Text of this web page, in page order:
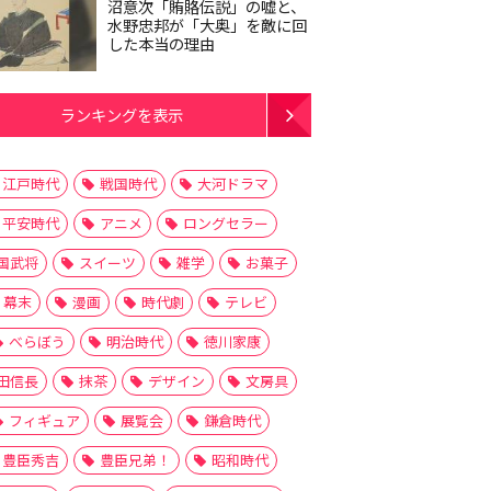
沼意次「賄賂伝説」の嘘と、
水野忠邦が「大奥」を敵に回
した本当の理由
ランキングを表示
江戸時代 戦国時代
大河ドラマ
平安時代
アニメ
ロングセラー
武将
スイーツ 雑学
お菓子
幕末
漫画 時代劇
テレビ
べらぼう
明治時代
徳川家康
信長
抹茶 デザイン
文房具
フィギュア
展覧会
鎌倉時代
豊臣秀吉
豊臣兄弟！
昭和時代